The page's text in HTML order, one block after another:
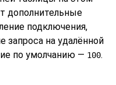
дополнительные
подключения,
запроса на удалённой
по умолчанию — 100.